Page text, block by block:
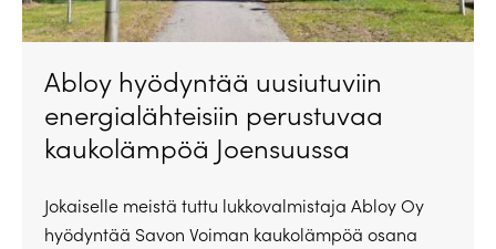
Abloy hyödyntää uusiutuviin
energialähteisiin perustuvaa
kaukolämpöä Joensuussa
Jokaiselle meistä tuttu lukkovalmistaja Abloy Oy
hyödyntää Savon Voiman kaukolämpöä osana